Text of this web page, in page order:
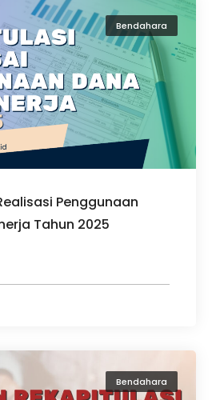
Bendahara
Penggunaan
Tahun 2025
Bendahara